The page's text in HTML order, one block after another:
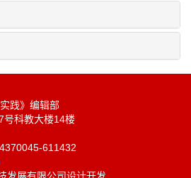
践》编辑部
号科教大楼14楼
611432
发展有限公司设计开发